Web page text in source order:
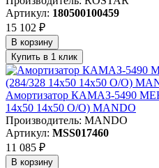
Артикул: 180500100459
15 102 ₽
В корзину
Купить в 1 клик
Амортизатор КАМАЗ-5490
14х50 14х50 О/О) MANDO
Производитель: MANDO
Артикул: MSS017460
11 085 ₽
В корзину